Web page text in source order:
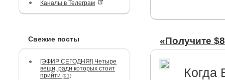
Каналы в Телеграм
Свежие посты
[ЭФИР СЕГОДНЯ!] Четыре
вещи, ради которых стоит
прийти (91)
«Получите
Когда